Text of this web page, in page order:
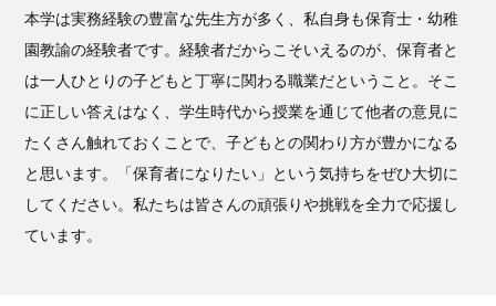
本学は実務経験の豊富な先生方が多く、私自身も保育士・幼稚
園教諭の経験者です。経験者だからこそいえるのが、保育者と
は一人ひとりの子どもと丁寧に関わる職業だということ。そこ
に正しい答えはなく、学生時代から授業を通じて他者の意見に
たくさん触れておくことで、子どもとの関わり方が豊かになる
と思います。「保育者になりたい」という気持ちをぜひ大切に
してください。私たちは皆さんの頑張りや挑戦を全力で応援し
ています。